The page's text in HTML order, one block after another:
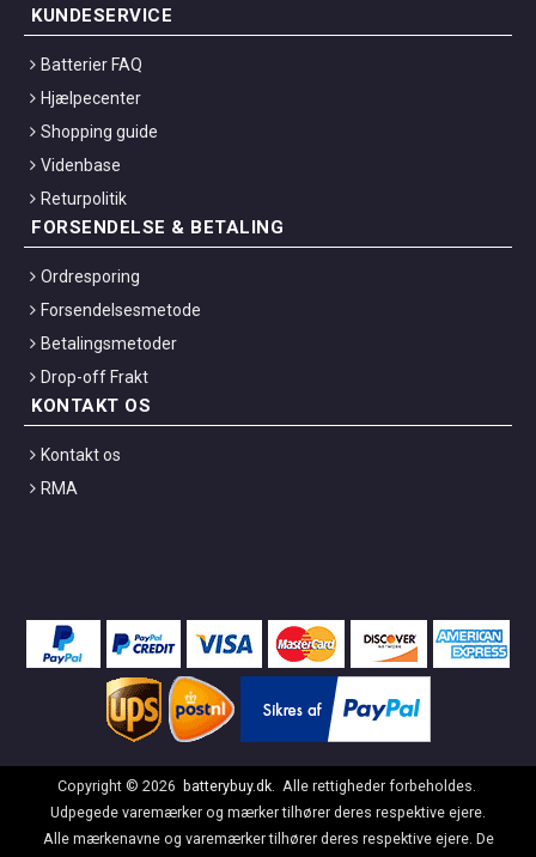
KUNDESERVICE
Batterier FAQ
Hjælpecenter
Shopping guide
Videnbase
Returpolitik
FORSENDELSE & BETALING
Ordresporing
Forsendelsesmetode
Betalingsmetoder
Drop-off Frakt
KONTAKT OS
Kontakt os
RMA
Copyright © 2026 batterybuy.dk. Alle rettigheder forbeholdes.
Udpegede varemærker og mærker tilhører deres respektive ejere.
Alle mærkenavne og varemærker tilhører deres respektive ejere. De